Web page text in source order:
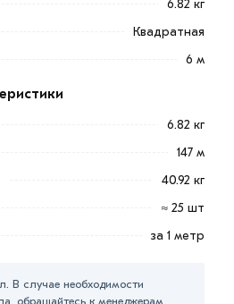
мм разновидность
производимого из
методом горячей или
8639-82.
активно применяет
частное,
в машиностроении,
6.82 кг
Квадратная
6 м
6.82 кг
147 м
40.92 кг
≈ 25 шт
за 1 метр
В случае необходимости
обращайтесь к менеджерам